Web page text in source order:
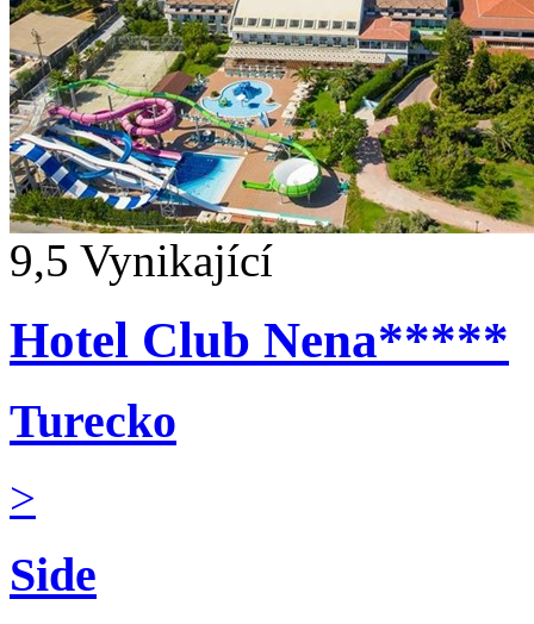
9,5 Vynikající
Hotel Club Nena*****
Turecko
>
Side